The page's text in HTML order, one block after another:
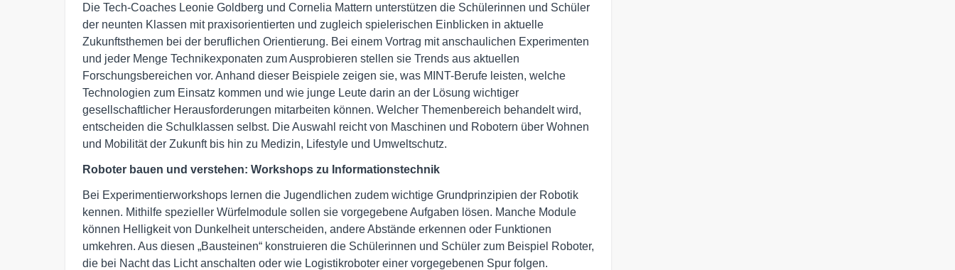
Die Tech-Coaches Leonie Goldberg und Cornelia Mattern unterstützen die Schülerinnen und Schüler
der neunten Klassen mit praxisorientierten und zugleich spielerischen Einblicken in aktuelle
Zukunftsthemen bei der beruflichen Orientierung. Bei einem Vortrag mit anschaulichen Experimenten
und jeder Menge Technikexponaten zum Ausprobieren stellen sie Trends aus aktuellen
Forschungsbereichen vor. Anhand dieser Beispiele zeigen sie, was MINT-Berufe leisten, welche
Technologien zum Einsatz kommen und wie junge Leute darin an der Lösung wichtiger
gesellschaftlicher Herausforderungen mitarbeiten können. Welcher Themenbereich behandelt wird,
entscheiden die Schulklassen selbst. Die Auswahl reicht von Maschinen und Robotern über Wohnen
und Mobilität der Zukunft bis hin zu Medizin, Lifestyle und Umweltschutz.
Roboter bauen und verstehen: Workshops zu Informationstechnik
Bei Experimentierworkshops lernen die Jugendlichen zudem wichtige Grundprinzipien der Robotik
kennen. Mithilfe spezieller Würfelmodule sollen sie vorgegebene Aufgaben lösen. Manche Module
können Helligkeit von Dunkelheit unterscheiden, andere Abstände erkennen oder Funktionen
umkehren. Aus diesen „Bausteinen“ konstruieren die Schülerinnen und Schüler zum Beispiel Roboter,
die bei Nacht das Licht anschalten oder wie Logistikroboter einer vorgegebenen Spur folgen.